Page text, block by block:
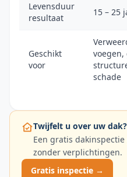
Levensduur
resultaat
15 – 25
Geschikt
voor
voegen,
schade
Twijfelt u over uw dak?
Een gratis
zonder verplichtingen.
Gratis inspectie →